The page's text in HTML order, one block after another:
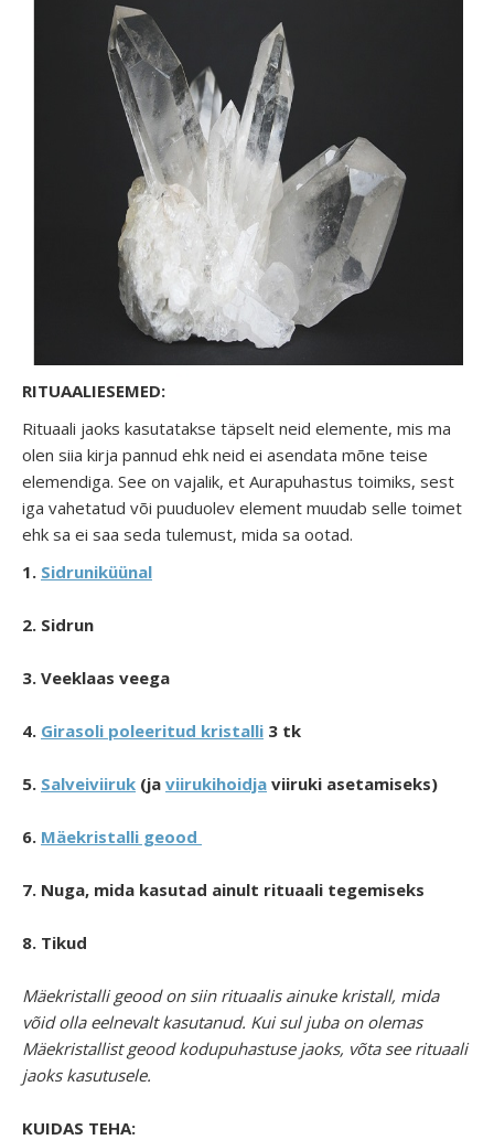
RITUAALIESEMED:
Rituaali jaoks kasutatakse täpselt neid elemente, mis ma
olen siia kirja pannud ehk neid ei asendata mõne teise
elemendiga. See on vajalik, et Aurapuhastus toimiks, sest
iga vahetatud või puuduolev element muudab selle toimet
ehk sa ei saa seda tulemust, mida sa ootad.
1. Sidruniküünal
2. Sidrun
3. Veeklaas veega
4. Girasoli poleeritud kristalli 3 tk
5. Salveiviiruk (ja viirukihoidja viiruki asetamiseks)
6. Mäekristalli geood
7. Nuga, mida kasutad ainult rituaali tegemiseks
8. Tikud
Mäekristalli geood on siin rituaalis ainuke kristall, mida
võid olla eelnevalt kasutanud. Kui sul juba on olemas
Mäekristallist geood kodupuhastuse jaoks, võta see rituaali
jaoks kasutusele.
KUIDAS TEHA: